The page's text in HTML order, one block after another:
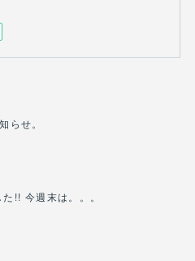
らせ。
!! 今週末は。。。